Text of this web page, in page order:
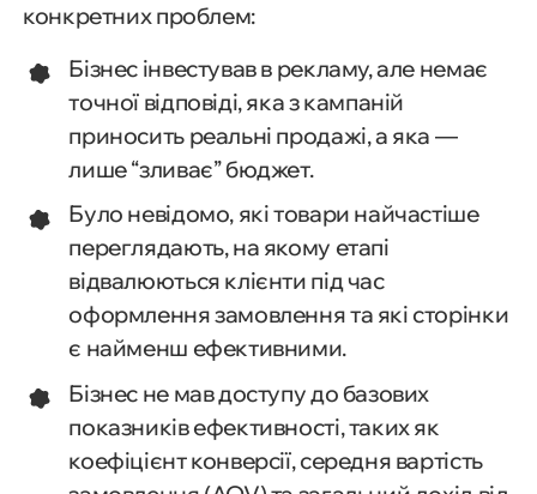
конкретних проблем:
Бізнес інвестував в рекламу, але немає
точної відповіді, яка з кампаній
приносить реальні продажі, а яка —
лише “зливає” бюджет.
Було невідомо, які товари найчастіше
переглядають, на якому етапі
відвалюються клієнти під час
оформлення замовлення та які сторінки
є найменш ефективними.
Бізнес не мав доступу до базових
показників ефективності, таких як
коефіцієнт конверсії, середня вартість